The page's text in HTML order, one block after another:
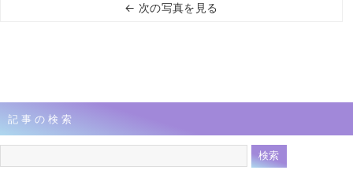
← 次の写真を見る
記事の検索